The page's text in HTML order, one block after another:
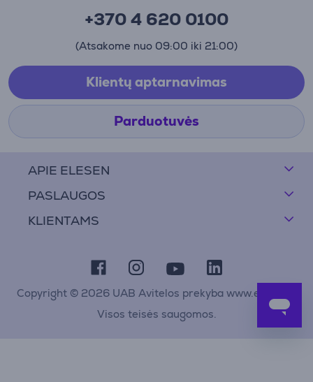
APIE ELESEN
PASLAUGOS
KLIENTAMS
+370 4 620 0100
(Atsakome nuo 09:00 iki 21:00)
Klientų aptarnavimas
Parduotuvės
Copyright © 2026 UAB Avitelos prekyba www.elesen.lt
Visos teisės saugomos.